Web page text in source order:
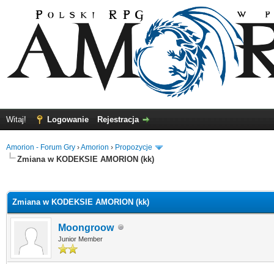
Witaj! Logowanie Rejestracja
Amorion - Forum Gry ›Amorion › Propozycje
Zmiana w KODEKSIE AMORION (kk)
Zmiana w KODEKSIE AMORION (kk)
Moongroow
Junior Member